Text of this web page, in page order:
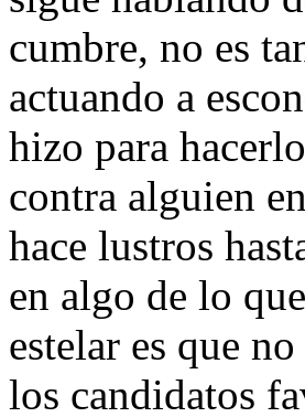
cumbre, no es
actuando a
hizo para
contra alguien
hace lustros
en algo de lo
estelar es que
los candidatos